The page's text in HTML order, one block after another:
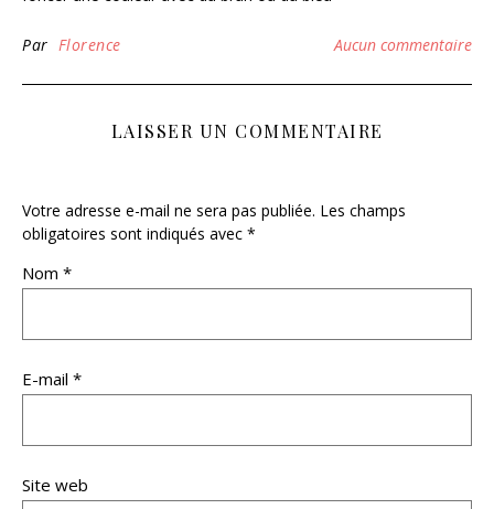
Par Florence Aucun commentaire
LAISSER UN COMMENTAIRE
Votre adresse e-mail ne sera pas publiée. Les champs
obligatoires sont indiqués avec *
Nom *
E-mail *
Site web